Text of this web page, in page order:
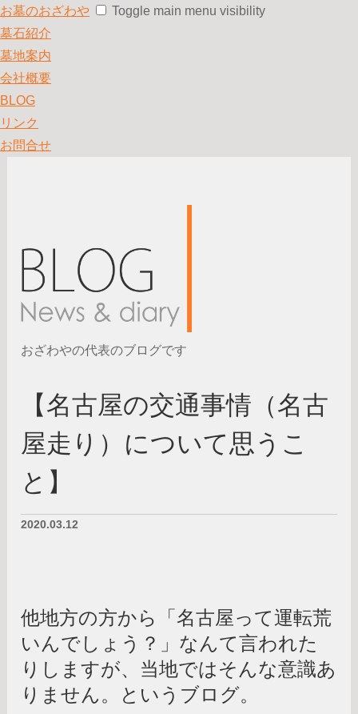
お墓のおざわや
Toggle main menu visibility
墓石紹介
墓地案内
会社概要
BLOG
リンク
お問合せ
おざわやの代表のブログです
【名古屋の交通事情（名古
屋走り）について思うこ
と】
2020.03.12
他地方の方から「名古屋って運転荒
いんでしょう？」なんて言われた
りしますが、当地ではそんな意識あ
りません。というブログ。